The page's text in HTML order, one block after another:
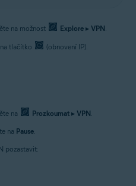
na možnost Explore ▸ VPN.
tlačítko (obnovení IP).
na Prozkoumat ▸ VPN.
na Pause.
pozastavit: